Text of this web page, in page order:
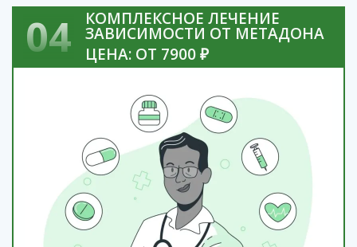
04 КОМПЛЕКСНОЕ ЛЕЧЕНИЕ
ЗАВИСИМОСТИ ОТ МЕТАДОНА
ЦЕНА: ОТ 7900 ₽